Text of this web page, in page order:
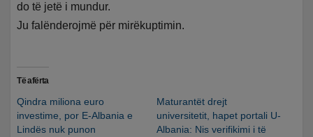
do të jetë i mundur.
Ju falënderojmë për mirëkuptimin.
Të afërta
Qindra miliona euro
investime, por E-Albania e
Lindës nuk punon
Maturantët drejt
universitetit, hapet portali U-
Albania: Nis verifikimi i të